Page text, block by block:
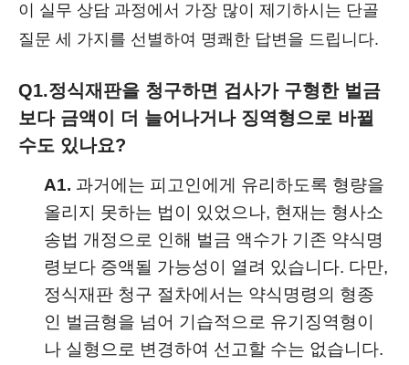
이 실무 상담 과정에서 가장 많이 제기하시는 단골
질문 세 가지를 선별하여 명쾌한 답변을 드립니다.
Q1.정식재판을 청구하면 검사가 구형한 벌금
보다 금액이 더 늘어나거나 징역형으로 바뀔
수도 있나요?
A1. 과거에는 피고인에게 유리하도록 형량을
올리지 못하는 법이 있었으나, 현재는 형사소
송법 개정으로 인해 벌금 액수가 기존 약식명
령보다 증액될 가능성이 열려 있습니다. 다만,
정식재판 청구 절차에서는 약식명령의 형종
인 벌금형을 넘어 기습적으로 유기징역형이
나 실형으로 변경하여 선고할 수는 없습니다.